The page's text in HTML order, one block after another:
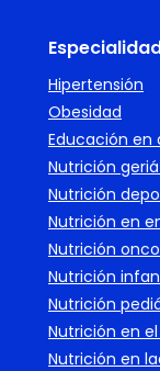
Hipertensión
Obesidad
Educación en
Nutrición
Nutrición
Nutrición en
Nutrición
Nutrición
Nutrición
Nutrición en
Nutrición en